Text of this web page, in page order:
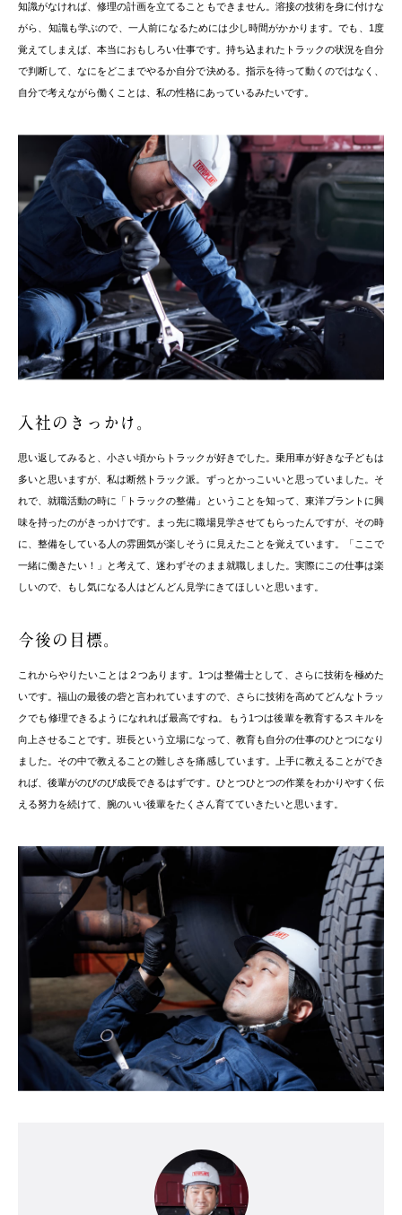
知識がなければ、修理の計画を立てることもできません。溶接の技術を身に付けな
がら、知識も学ぶので、一人前になるためには少し時間がかかります。でも、1度
覚えてしまえば、本当におもしろい仕事です。持ち込まれたトラックの状況を自分
で判断して、なにをどこまでやるか自分で決める。指示を待って動くのではなく、
自分で考えながら働くことは、私の性格にあっているみたいです。
入社のきっかけ。
思い返してみると、小さい頃からトラックが好きでした。乗用車が好きな子どもは
多いと思いますが、私は断然トラック派。ずっとかっこいいと思っていました。そ
れで、就職活動の時に「トラックの整備」ということを知って、東洋プラントに興
味を持ったのがきっかけです。まっ先に職場見学させてもらったんですが、その時
に、整備をしている人の雰囲気が楽しそうに見えたことを覚えています。「ここで
一緒に働きたい！」と考えて、迷わずそのまま就職しました。実際にこの仕事は楽
しいので、もし気になる人はどんどん見学にきてほしいと思います。
今後の目標。
これからやりたいことは２つあります。1つは整備士として、さらに技術を極めた
いです。福山の最後の砦と言われていますので、さらに技術を高めてどんなトラッ
クでも修理できるようになれれば最高ですね。もう1つは後輩を教育するスキルを
向上させることです。班長という立場になって、教育も自分の仕事のひとつになり
ました。その中で教えることの難しさを痛感しています。上手に教えることができ
れば、後輩がのびのび成長できるはずです。ひとつひとつの作業をわかりやすく伝
える努力を続けて、腕のいい後輩をたくさん育てていきたいと思います。